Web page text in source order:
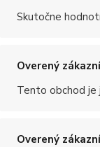
Skutočne
Overený
Tento obchod je
Overený